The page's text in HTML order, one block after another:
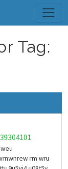
Tag:
rm wru